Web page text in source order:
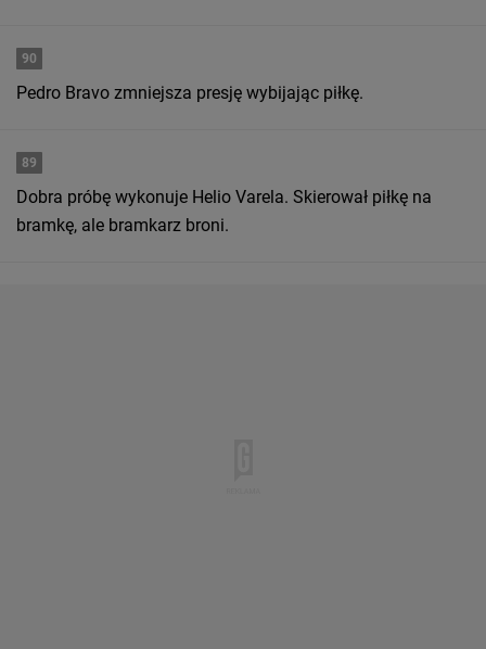
90
Pedro Bravo zmniejsza presję wybijając piłkę.
89
Dobra próbę wykonuje Helio Varela. Skierował piłkę na
bramkę, ale bramkarz broni.